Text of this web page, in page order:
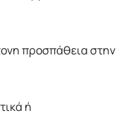
προσπάθεια στην
ή